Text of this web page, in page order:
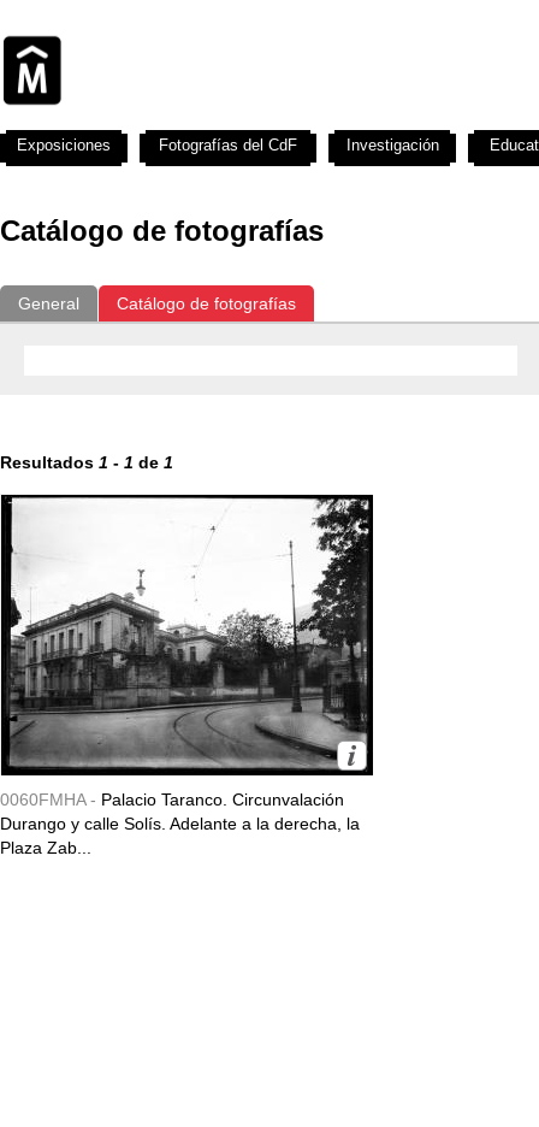
Catálogo de fotografías
General Catálogo de fotografías
Resultados 1 - 1 de 1
0060FMHA - Palacio Taranco. Circunvalación
Durango y calle Solís. Adelante a la derecha, la
Plaza Zab...
Exposiciones Fotografías del CdF Investigación